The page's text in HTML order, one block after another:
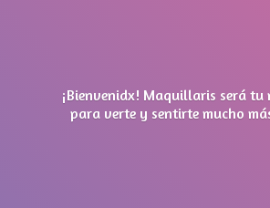
¡Bienvenidx! Maquillaris será tu
para verte y sentirte mucho má